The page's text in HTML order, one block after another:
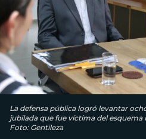
La defensa pública logró levantar
jubilada que fue víctima del esquema
Foto: Gentileza